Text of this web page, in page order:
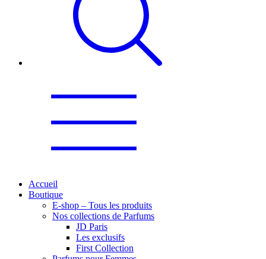
Accueil
Boutique
E-shop – Tous les produits
Nos collections de Parfums
JD Paris
Les exclusifs
First Collection